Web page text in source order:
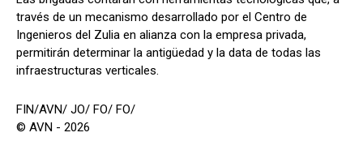
través de un mecanismo desarrollado por el Centro de
Ingenieros del Zulia en alianza con la empresa privada,
permitirán determinar la antigüedad y la data de todas las
infraestructuras verticales.
FIN/AVN/ JO/ FO/ FO/
© AVN - 2026